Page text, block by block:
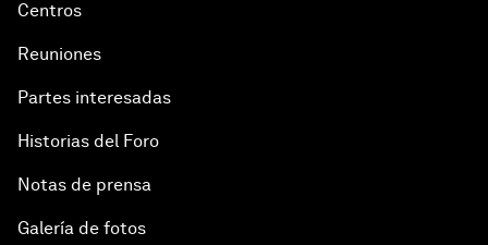
Centros
Reuniones
Partes interesadas
Historias del Foro
Notas de prensa
Galería de fotos